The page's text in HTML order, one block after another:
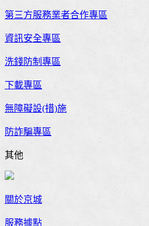
第三方服務業者合作專區
資訊安全專區
洗錢防制專區
下載專區
無障礙設(措)施
防詐騙專區
其他
關於京城
服務據點